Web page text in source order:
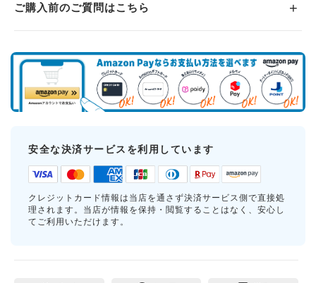
ご購入前のご質問はこちら
安全な決済サービスを利用しています
クレジットカード情報は当店を通さず決済サービス側で直接処
理されます。当店が情報を保持・閲覧することはなく、安心し
てご利用いただけます。